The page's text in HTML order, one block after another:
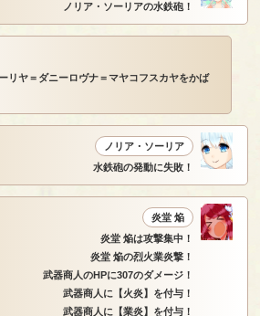
ノリア・ソーリアの水鉄砲！
リヤ＝ダニーロヴナ＝マヤコフスカヤをかば
ノリア・ソーリア
水鉄砲の発動に失敗！
炎堂 焔
炎堂 焔は攻撃集中！
炎堂 焔の烈火業炎撃！
武器商人のHPに307のダメージ！
武器商人に【火炎】を付与！
武器商人に【業炎】を付与！